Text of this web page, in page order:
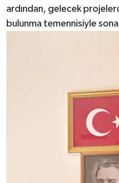
ardından, gelecek
bulunma temennisiyle